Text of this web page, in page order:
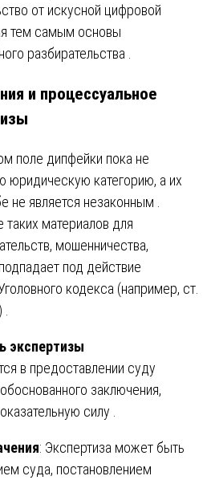
от искусной цифровой
тем самым основы
разбирательства .
и процессуальное
поле дипфейки пока не
юридическую категорию, а их
не является незаконным .
таких материалов для
мошенничества,
под действие
кодекса (например, ст.
экспертизы
в предоставлении суду
заключения,
силу .
: Экспертиза может быть
суда, постановлением